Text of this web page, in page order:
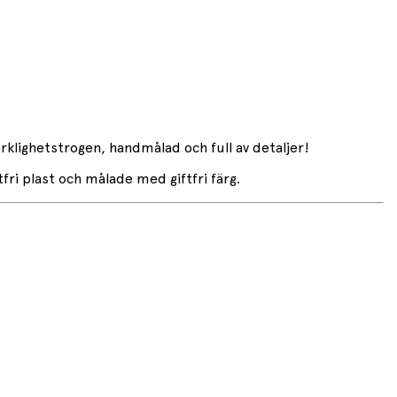
handmålad och full av detaljer!
plast och målade med giftfri färg.